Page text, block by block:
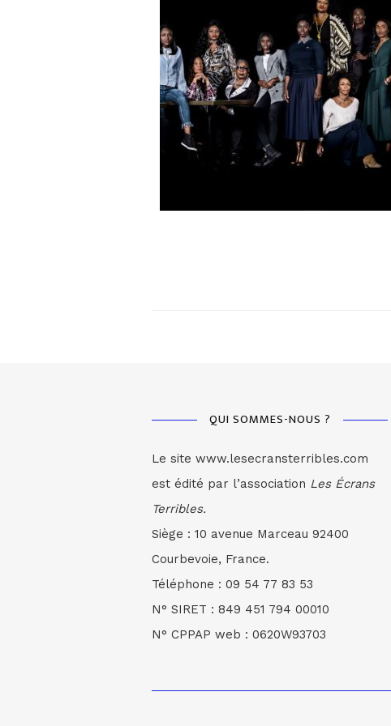
QUI SOMMES-NOUS ?
Le site www.lesecransterribles.com
est édité par l’association Les Écrans
Terribles.
Siège : 10 avenue Marceau 92400
Courbevoie, France.
Téléphone : 09 54 77 83 53
N° SIRET : 849 451 794 00010
N° CPPAP web : 0620W93703